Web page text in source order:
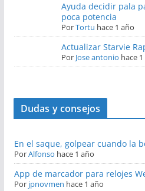
Ayuda decidir pala
poca potencia
PorTortu hace 1 año
Actualizar Starvie
Por Jose antonio hace
Dudas y consejos
En el saque, golpear cuando la
PorAlfonso hace 1 año
App de marcador para relojes
Por jpnovmen hace 1 año